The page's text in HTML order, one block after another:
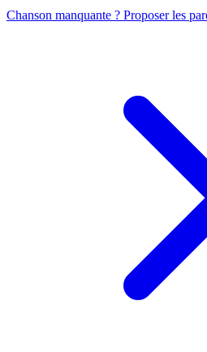
Chanson manquante ? Proposer les